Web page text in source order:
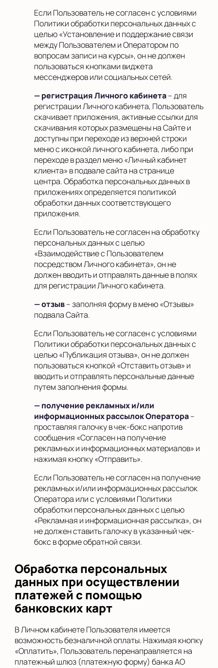
Если Пользователь не согласен с условиями
Политики обработки персональных данных с
целью «Установление и поддержание связи
между Пользователем и Оператором по
вопросам записи на курсы», он не должен
пользоваться кнопками виджета
мессенджеров или социальных сетей.
— регистрация Личного кабинета– для
регистрации Личного кабинета, Пользователь
скачивает приложения, активные ссылки для
скачивания которых размещены на Сайте и
доступны при переходе из верхней строки
меню с иконкой личного кабинета, либо при
переходе в раздел меню «Личный кабинет
клиента» в подвале сайта на странице
центра. Обработка персональных данных в
приложениях определяется политикой
обработки данных соответствующего
приложения.
Если Пользователь не согласен на обработку
персональных данных с целью
«Взаимодействие с Пользователем
посредством Личного кабинета», он не
должен вводить и отправлять данные в полях
для регистрации Личного кабинета.
— отзыв– заполняя форму в меню «Отзывы»
подвала Сайта.
Если Пользователь не согласен с условиями
Политики обработки персональных данных с
целью «Публикация отзыва», он не должен
пользоваться кнопкой «Отставить отзыв» и
вводить и отправлять персональные данные
путем заполнения формы.
— получение рекламных и/или
информационных рассылок Оператора–
проставляя галочку в чек-бокс напротив
сообщения «Согласен на получение
рекламных и информационных материалов» и
нажимая кнопку «Отправить».
Если Пользователь не согласен на получение
рекламных и/или информационных рассылок
Оператора или с условиями Политики
обработки персональных данных с целью
«Рекламная и информационная рассылка», он
не должен ставить галочку в указанный чек-
бокс в форме обратной связи.
Обработка персональных
данных при осуществлении
платежей с помощью
банковских карт
В Личном кабинете Пользователя имеется
возможность безналичной оплаты. Нажимая кнопку
«Оплатить», Пользователь перенаправляется на
платежный шлюз (платежную форму) банка АО